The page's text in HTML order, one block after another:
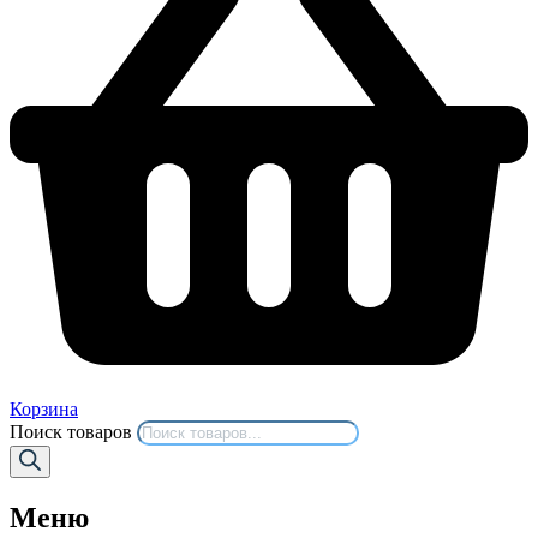
Корзина
Поиск товаров
Меню